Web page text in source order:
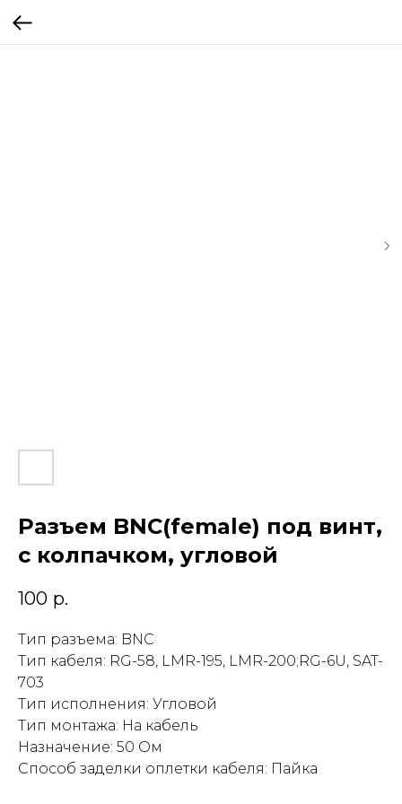
Разъем BNC(female) под винт,
с колпачком, угловой
100 р.
Тип разъема: BNC
Тип кабеля: RG-58, LMR-195, LMR-200;RG-6U, SAT-
703
Тип исполнения: Угловой
Тип монтажа: На кабель
Назначение: 50 Ом
Способ заделки оплетки кабеля: Пайка